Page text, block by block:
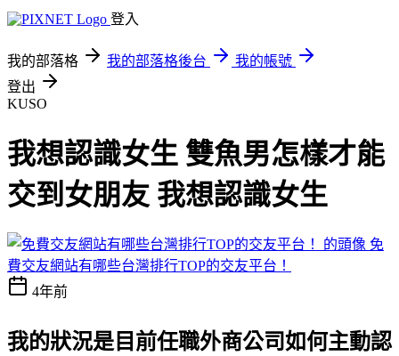
登入
我的部落格 我的部落格後台
我的帳號
登出
KUSO
我想認識女生 雙魚男怎樣才能
交到女朋友 我想認識女生
免
費交友網站有哪些台灣排行TOP的交友平台！
4年前
我的狀況是目前任職外商公司如何主動認